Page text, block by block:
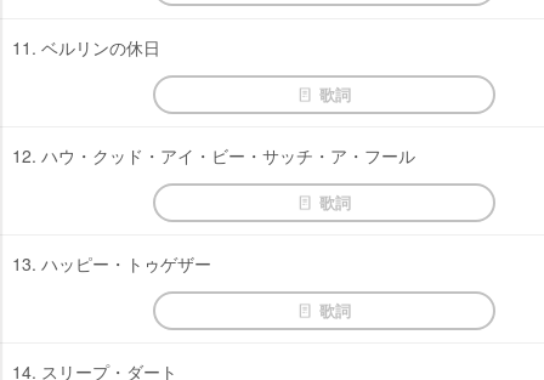
11. ベルリンの休日
歌詞
12. ハウ・クッド・アイ・ビー・サッチ・ア・フール
歌詞
13. ハッピー・トゥゲザー
歌詞
14. スリープ・ダート